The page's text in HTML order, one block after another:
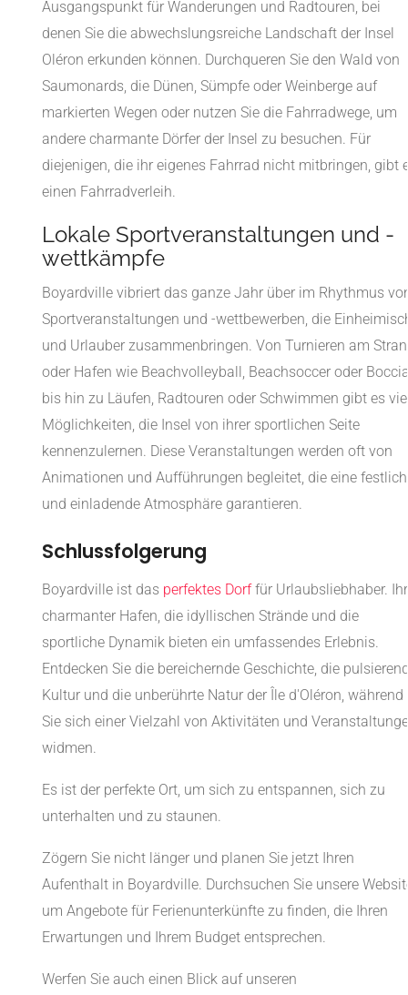
Ausgangspunkt für Wanderungen und Radtouren, bei
denen Sie die abwechslungsreiche Landschaft der Insel
Oléron erkunden können. Durchqueren Sie den Wald von
Saumonards, die Dünen, Sümpfe oder Weinberge auf
markierten Wegen oder nutzen Sie die Fahrradwege, um
andere charmante Dörfer der Insel zu besuchen. Für
diejenigen, die ihr eigenes Fahrrad nicht mitbringen, gibt
einen Fahrradverleih.
Lokale Sportveranstaltungen und -
wettkämpfe
Boyardville vibriert das ganze Jahr über im Rhythmus
Sportveranstaltungen und -wettbewerben, die
und Urlauber zusammenbringen. Von Turnieren am
oder Hafen wie Beachvolleyball, Beachsoccer oder
bis hin zu Läufen, Radtouren oder Schwimmen gibt es
Möglichkeiten, die Insel von ihrer sportlichen Seite
kennenzulernen. Diese Veranstaltungen werden oft von
Animationen und Aufführungen begleitet, die eine
und einladende Atmosphäre garantieren.
Schlussfolgerung
Boyardville ist das perfektes Dorffür Urlaubsliebhaber. Ihr
charmanter Hafen, die idyllischen Strände und die
sportliche Dynamik bieten ein umfassendes Erlebnis.
Entdecken Sie die bereichernde Geschichte, die
Kultur und die unberührte Natur der Île d'Oléron, während
Sie sich einer Vielzahl von Aktivitäten und
widmen.
Es ist der perfekte Ort, um sich zu entspannen, sich zu
unterhalten und zu staunen.
Zögern Sie nicht länger und planen Sie jetzt Ihren
Aufenthalt in Boyardville. Durchsuchen Sie unsere
um Angebote für Ferienunterkünfte zu finden, die Ihren
Erwartungen und Ihrem Budget entsprechen.
Werfen Sie auch einen Blick auf unseren